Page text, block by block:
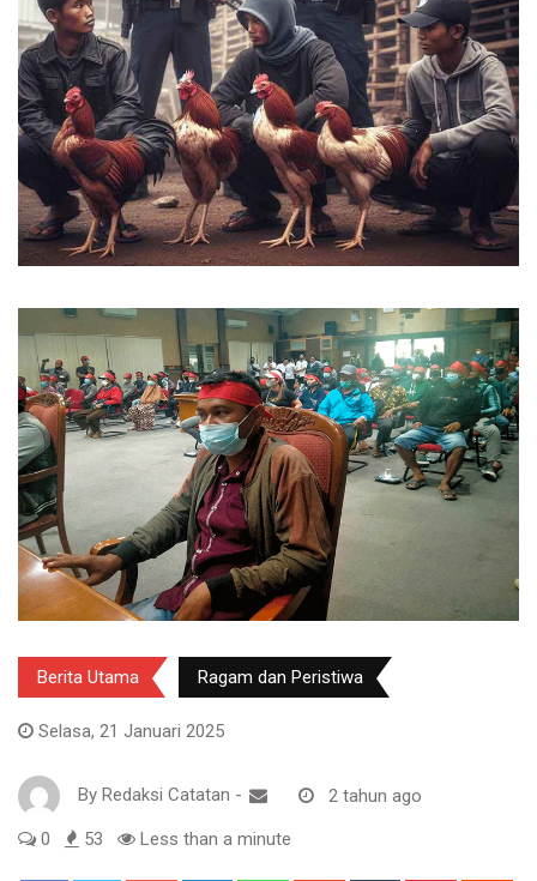
Berita Utama Ragam dan Peristiwa
Selasa, 21 Januari 2025
By Redaksi Catatan - 2 tahun ago
0 53 Less than a minute